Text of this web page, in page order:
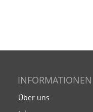
INFORMATIONEN
Über uns